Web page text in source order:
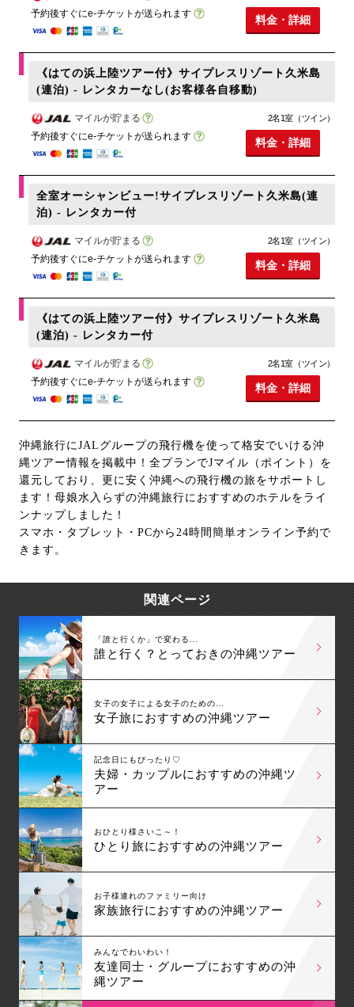
予約後すぐにe-チケットが送られます
料金・詳細
《はての浜上陸ツアー付》サイプレスリゾート久米島
(連泊) - レンタカーなし(お客様各自移動)
マイルが貯まる
予約後すぐにe-チケットが送られます
2名1室（ツイン）
料金・詳細
全室オーシャンビュー!サイプレスリゾート久米島(連
泊) - レンタカー付
マイルが貯まる
予約後すぐにe-チケットが送られます
2名1室（ツイン）
料金・詳細
《はての浜上陸ツアー付》サイプレスリゾート久米島
(連泊) - レンタカー付
マイルが貯まる
予約後すぐにe-チケットが送られます
2名1室（ツイン）
料金・詳細
沖縄旅行にJALグループの飛行機を使って格安でいける沖
縄ツアー情報を掲載中！全プランでJマイル（ポイント）を
還元しており、更に安く沖縄への飛行機の旅をサポートし
ます！母娘水入らずの沖縄旅行におすすめのホテルをライ
ンナップしました！
スマホ・タブレット・PCから24時間簡単オンライン予約で
きます。
関連ページ
「誰と行くか」で変わる…
誰と行く？とっておきの沖縄ツアー
女子の女子による女子のための…
女子旅におすすめの沖縄ツアー
記念日にもぴったり♡
夫婦・カップルにおすすめの沖縄ツ
アー
おひとり様さいこ～！
ひとり旅におすすめの沖縄ツアー
お子様連れのファミリー向け
家族旅行におすすめの沖縄ツアー
みんなでわいわい！
友達同士・グループにおすすめの沖
縄ツアー